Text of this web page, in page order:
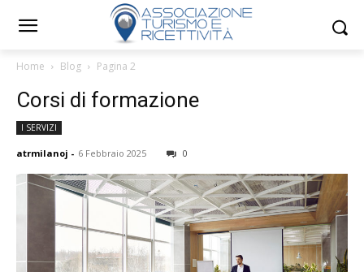
Home Blog Pagina 2
Corsi di formazione
I SERVIZI
atrmilanoj - 6 Febbraio 2025 0